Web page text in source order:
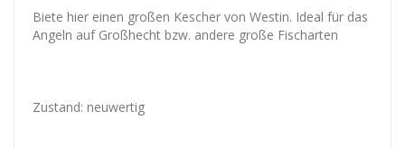
Biete hier einen großen Kescher von Westin. Ideal für das
Angeln auf Großhecht bzw. andere große Fischarten
Zustand: neuwertig